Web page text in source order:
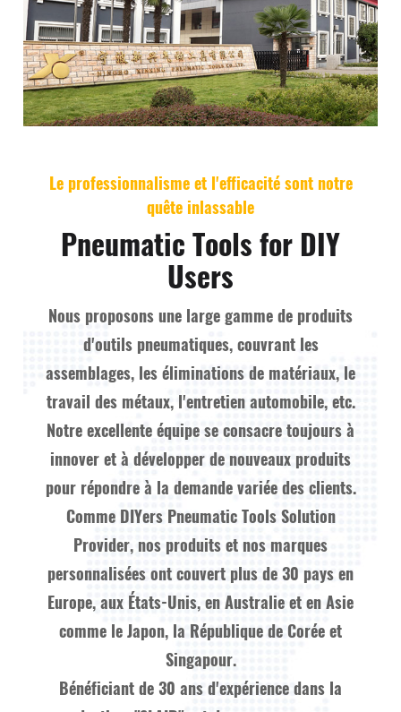
Le professionnalisme et l'efficacité sont notre
quête inlassable
Pneumatic Tools for DIY
Users
Nous proposons une large gamme de produits
d'outils pneumatiques, couvrant les
assemblages, les éliminations de matériaux, le
travail des métaux, l'entretien automobile, etc.
Notre excellente équipe se consacre toujours à
innover et à développer de nouveaux produits
pour répondre à la demande variée des clients.
Comme DIYers Pneumatic Tools Solution
Provider, nos produits et nos marques
personnalisées ont couvert plus de 30 pays en
Europe, aux États-Unis, en Australie et en Asie
comme le Japon, la République de Corée et
Singapour.
Bénéficiant de 30 ans d'expérience dans la